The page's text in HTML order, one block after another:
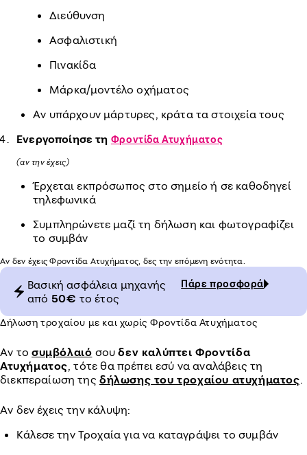
Διεύθυνση
Ασφαλιστική
Πινακίδα
Μάρκα/μοντέλο οχήματος
Αν υπάρχουν μάρτυρες, κράτα τα στοιχεία τους
Ενεργοποίησε τη Φροντίδα Ατυχήματος
(αν την έχεις)
Έρχεται εκπρόσωπος στο σημείο ή σε καθοδηγεί
τηλεφωνικά
Συμπληρώνετε μαζί τη δήλωση και φωτογραφίζει
το συμβάν
Αν δεν έχεις Φροντίδα Ατυχήματος, δες την επόμενη ενότητα.
Βασική ασφάλεια μηχανής
από 50€ το έτος
Πάρε προσφορά
Δήλωση τροχαίου με και χωρίς Φροντίδα Ατυχήματος
Αν τοσυμβόλαιό σουδεν καλύπτει Φροντίδα
Ατυχήματος, τότε θα πρέπει εσύ να αναλάβεις τη
διεκπεραίωση της δήλωσης του τροχαίου ατυχήματος.
Αν δεν έχεις την κάλυψη:
Κάλεσε την Τροχαία για να καταγράψει το συμβάν